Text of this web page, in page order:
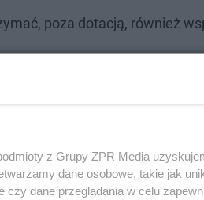
poza dotacją, również
z Grupy ZPR Media
dane osobowe, takie jak
czy dane przeglądania w celu